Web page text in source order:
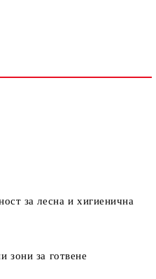
за лесна и хигиенична
зони за готвене